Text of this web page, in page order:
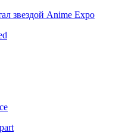
звездой Anime Expo